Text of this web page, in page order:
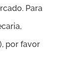
Para
por favor